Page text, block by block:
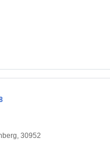
30952